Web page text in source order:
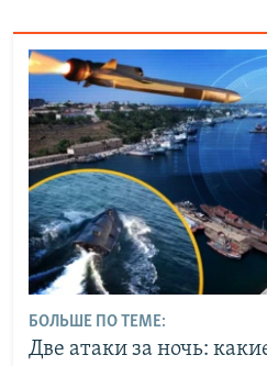
БОЛЬШЕ ПО ТЕМЕ:
Две атаки за ночь: